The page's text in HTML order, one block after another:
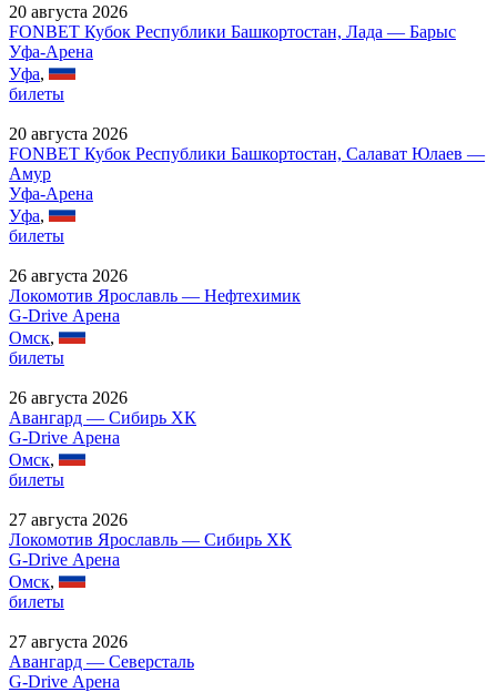
20 августа 2026
FONBET Кубок Республики Башкортостан, Лада — Барыс
Уфа-Арена
Уфа,
билеты
20 августа 2026
FONBET Кубок Республики Башкортостан, Салават Юлаев —
Амур
Уфа-Арена
Уфа,
билеты
26 августа 2026
Локомотив Ярославль — Нефтехимик
G-Drive Арена
Омск,
билеты
26 августа 2026
Авангард — Сибирь ХК
G-Drive Арена
Омск,
билеты
27 августа 2026
Локомотив Ярославль — Сибирь ХК
G-Drive Арена
Омск,
билеты
27 августа 2026
Авангард — Северсталь
G-Drive Арена